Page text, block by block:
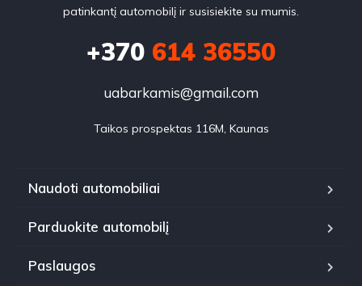
patinkantį automobilį ir susisiekite su mumis.
+370 614 36550
uabarkamis@gmail.com
Taikos prospektas 116M, Kaunas
Naudoti automobiliai
Parduokite automobilį
Paslaugos